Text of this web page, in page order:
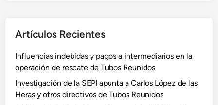
Artículos Recientes
Influencias indebidas y pagos a intermediarios en la
operación de rescate de Tubos Reunidos
Investigación de la SEPI apunta a Carlos López de las
Heras y otros directivos de Tubos Reunidos